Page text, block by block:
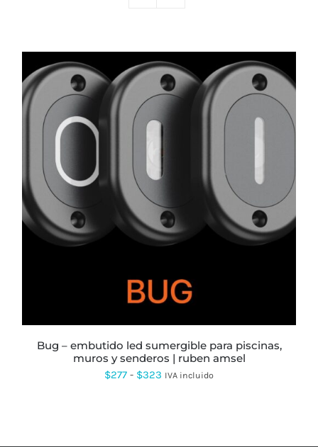
PRODUCTO
TIENE
MÚLTIPLES
VARIANTES.
SE
PUEDEN
ELEGIR
PÁGINA
DE
PRODUCTO
bug – embutido led sumergible para piscinas,
muros y senderos | ruben amsel
$277 - $323 Rango
IVA incluido